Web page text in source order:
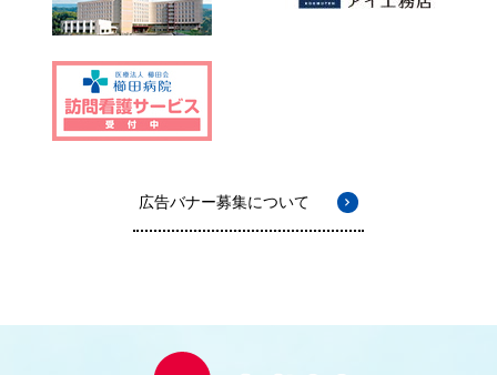
広告バナー募集について